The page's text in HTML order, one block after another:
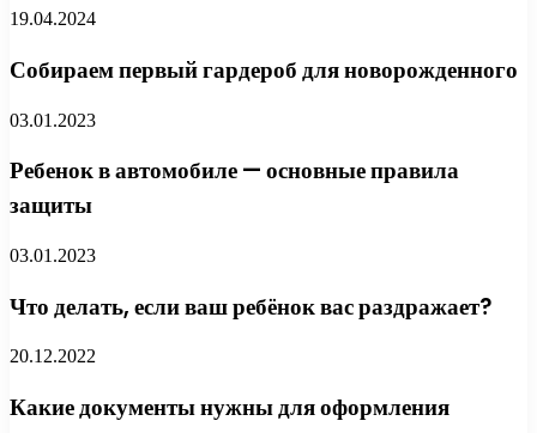
19.04.2024
Собираем первый гардероб для новорожденного
03.01.2023
Ребенок в автомобиле — основные правила
защиты
03.01.2023
Что делать, если ваш ребёнок вас раздражает?
20.12.2022
Какие документы нужны для оформления